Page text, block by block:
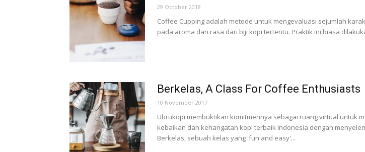
29 October 2018
Coffee Cupping adalah metode untuk mengevaluasi sejumlah
pada aroma dan rasa dari biji kopi tertentu. Praktik ini biasa
Berkelas, A Class For Coffee Enthusiasts
10 November 2017
Ubrukopi membuktikan komitmennya sebagai ruang virtual untuk
kebaikan dan kehangatan kopi terbaik Indonesia dengan
Berkelas, sebuah kelas yang 'fun and easy'...